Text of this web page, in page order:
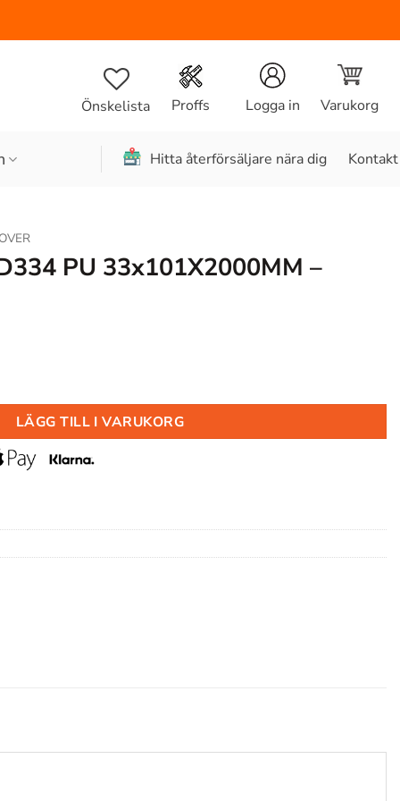
Önskelista Proffs Logga in Varukorg
Hitta återförsäljare nära dig Kontakt
PU 33x101X2000MM –
LÄGG TILL I VARUKORG